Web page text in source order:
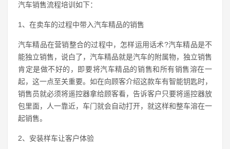
汽车销售流程培训如下：
1、在卖车的过程中带入汽车精品的销售
汽车精品在营销整合的过程中，怎样运用话术?汽车精品是不
能独立销售，说白了，汽车精品就是汽车的附属物，独立销售
肯定是做不好的，即要将汽车精品的销售和所有销售溶在一
起，这一点至关重要。如在向顾客介绍这款车有智能钥匙时，
销售员就必须将遥控器拿给顾客看，告诉客户只要将遥控器放
包里面，人一靠近，车门就会自动打开，就这样和整车溶在一
起销售。
2、安装样车让客户体验